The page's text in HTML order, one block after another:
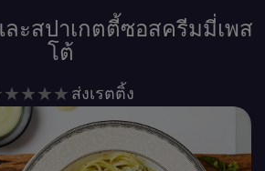
ะสปาเกตตี้ซอสครีมมี่เพส
โต้
ไม่มี
การ
ให้
คะแนน
ส่งเรตติ้ง